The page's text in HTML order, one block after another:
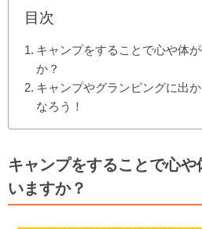
目次
キャンプをすることで心や体
か？
キャンプやグランピングに出
なろう！
キャンプをすることで心
いますか？